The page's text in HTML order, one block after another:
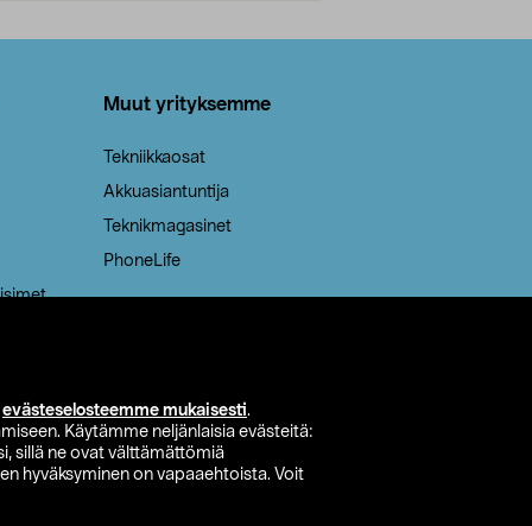
evästeselosteemme mukaisesti.
Käytämme neljänlaisia evästeitä:
sillä ne ovat välttämättömiä
hyväksyminen on vapaaehtoista. Voit
Muut yrityksemme
Tekniikkaosat
Akkuasiantuntija
Teknikmagasinet
PhoneLife